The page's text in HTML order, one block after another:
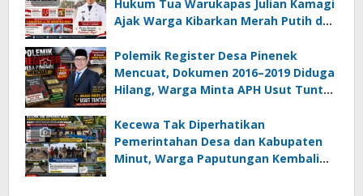
Hukum Tua Warukapas Julian Kamagi
Ajak Warga Kibarkan Merah Putih dan
Polemik Register Desa Pinenek
Mencuat, Dokumen 2016–2019 Diduga
Hilang, Warga Minta APH Usut Tuntas
Kumtua HK
Kecewa Tak Diperhatikan
Pemerintahan Desa dan Kabupaten
Minut, Warga Paputungan Kembali